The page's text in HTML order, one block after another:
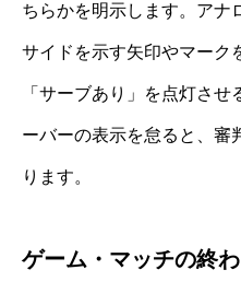
ちらかを明示します。アナ
サイドを示す矢印やマーク
「サーブあり」を点灯さ
ーバーの表示を怠ると、審
ります。
ゲーム・マッチの終